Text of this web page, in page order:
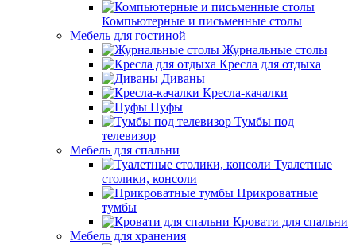
Компьютерные и письменные столы
Мебель для гостиной
Журнальные столы
Кресла для отдыха
Диваны
Кресла-качалки
Пуфы
Тумбы под
телевизор
Мебель для спальни
Туалетные
столики, консоли
Прикроватные
тумбы
Кровати для спальни
Мебель для хранения